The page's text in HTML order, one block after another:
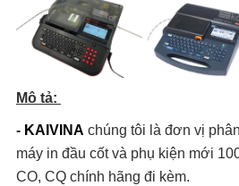
Mô tả:
- KAIVINA chúng tôi là đơn vị
máy in đầu cốt và phụ kiện mới
CO, CQ chính hãng đi kèm.